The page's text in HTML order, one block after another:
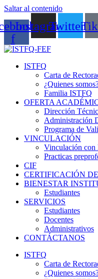
Saltar al contenido
f
InstagramTwitter
ISTFQ
Carta de
¿Quienes
Familia ISTFQ
OFERTA
Dirección
Administración
Programa de
VINCULACIÓN
Vinculación con
Practicas
CIF
CERTIFICACIÓN
BIENESTAR
Estudiantes
SERVICIOS
Estudiantes
Docentes
Administrativos
CONTÁCTANOS
ISTFQ
Carta de
¿Quienes